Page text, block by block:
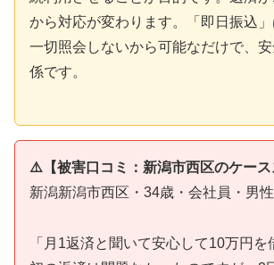
から対応が変わります。「即日振込
一切照会しないから可能なだけで、
係です。
⚠️【被害口コミ：新潟市西区のケース
新潟新潟市西区・34歳・会社員・男性
「月1返済と聞いて安心して10万円を